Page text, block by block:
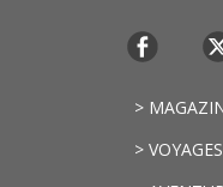
>
>